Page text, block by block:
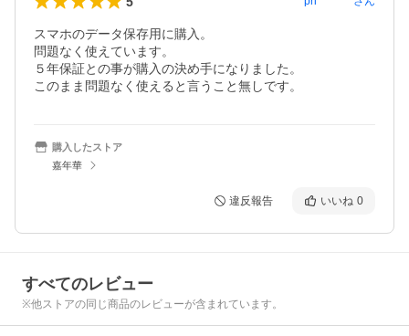
スマホのデータ保存用に購入。
問題なく使えています。
５年保証との事が購入の決め手になりました。
このまま問題なく使えると言うこと無しです。
購入したストア
嘉年華
違反報告 いいね 0
すべてのレビュー
※他ストアの同じ商品のレビューが含まれています。